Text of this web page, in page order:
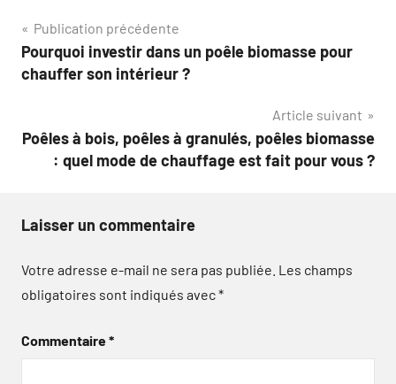
Navigation
de
Publication précédente
Pourquoi investir dans un poêle biomasse pour
chauffer son intérieur ?
Article suivant
Poêles à bois, poêles à granulés, poêles biomasse
: quel mode de chauffage est fait pour vous ?
Laisser un commentaire
Votre adresse e-mail ne sera pas publiée. Les champs
obligatoires sont indiqués avec*
Commentaire*